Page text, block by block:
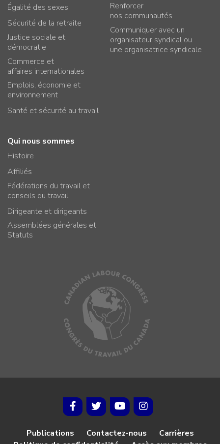
Égalité des sexes
Sécurité de la retraite
Justice sociale et
démocratie
Commerce et
affaires internationales
Emplois, économie et
environnement
Santé et sécurité au travail
Renforcer
nos communautés
Communiquer avec un
organisateur syndical ou
une organisatrice syndicale
Qui nous sommes
Histoire
Affiliés
Fédérations du travail et
conseils du travail
Dirigeante et dirigeants
Assemblées générales et
Statuts
Publications Contactez-nous
Carrières